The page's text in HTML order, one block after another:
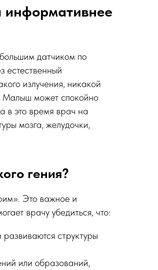
датчиком по
естественный
излучения, никакой
Малыш может спокойно
в это время врач на
мозга, желудочки,
гения?
Это важное и
врачу убедиться, что:
структуры
или образований,